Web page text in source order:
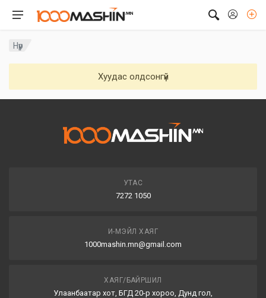
Нүүр
Хуудас олдсонгүй
УТАС
7272 1050
И-МЭЙЛ ХАЯГ
1000mashin.mn@gmail.com
ХАЯГ/БАЙРШИЛ
Улаанбаатар хот, БГД 20-р хороо, Дунд гол,